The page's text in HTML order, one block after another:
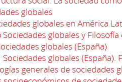
globales
globales en América
globales y Filosofía
globales (España)
globales (España).
generales de sociedades